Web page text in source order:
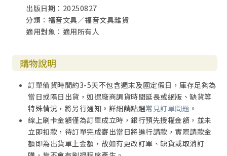
出版日期：20250827
分類：福音文具／福音文具雜貨
適用對象：適用所有人
購物說明
訂單備貨時間約3-5天不包含週末及國定假日，庫存足夠為
當日或隔日出貨，如遇廠商調貨時間延長或絕版、缺貨等
特殊情況，將另行通知。詳細請點選常見訂單問題 。
線上刷卡金額僅為訂單成立時，銀行預先授權金額，並未
立即扣款，待訂單完成寄出當日將進行請款，實際請款金
額即為出貨單上金額，故如有更改訂單、缺貨或取消訂